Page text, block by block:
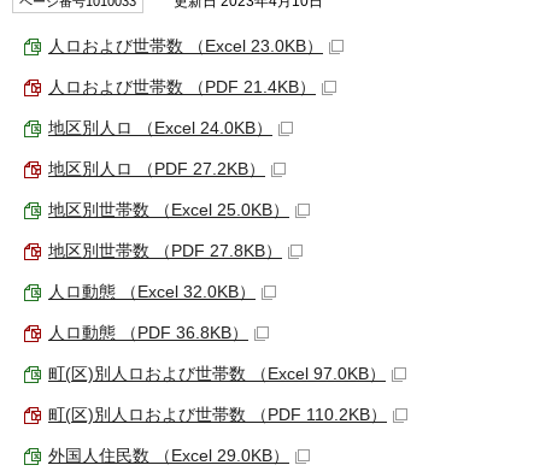
人ロおよび世帯数 （Excel 23.0KB）
人ロおよび世帯数 （PDF 21.4KB）
地区別人ロ （Excel 24.0KB）
地区別人ロ （PDF 27.2KB）
地区別世帯数 （Excel 25.0KB）
地区別世帯数 （PDF 27.8KB）
人ロ動態 （Excel 32.0KB）
人ロ動態 （PDF 36.8KB）
町(区)別人ロおよび世帯数 （Excel 97.0KB）
町(区)別人ロおよび世帯数 （PDF 110.2KB）
外国人住民数 （Excel 29.0KB）